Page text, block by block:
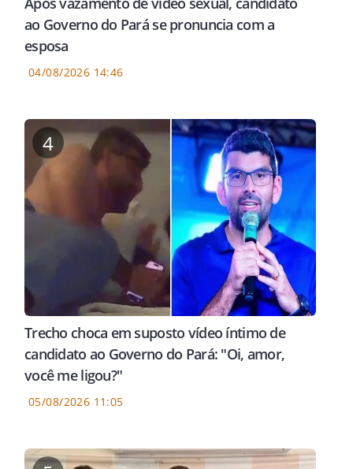
ao Governo do Pará se pronuncia com a
esposa
04/08/2026 14:46
4
Trecho choca em suposto vídeo íntimo de
candidato ao Governo do Pará: "Oi, amor,
você me ligou?"
05/08/2026 11:05